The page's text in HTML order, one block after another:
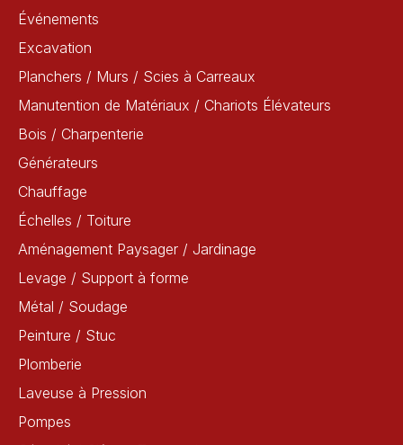
Événements
Excavation
Planchers / Murs / Scies à Carreaux
Manutention de Matériaux / Chariots Élévateurs
Bois / Charpenterie
Générateurs
Chauffage
Échelles / Toiture
Aménagement Paysager / Jardinage
Levage / Support à forme
Métal / Soudage
Peinture / Stuc
Plomberie
Laveuse à Pression
Pompes